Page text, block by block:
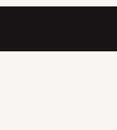
e Pagos)